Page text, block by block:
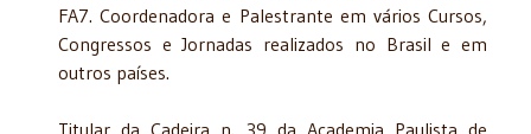
FA7. Coordenadora e Palestrante em vários Cursos,
Congressos e Jornadas realizados no Brasil e em
outros países.
Titular da Cadeira n. 39 da Academia Paulista de